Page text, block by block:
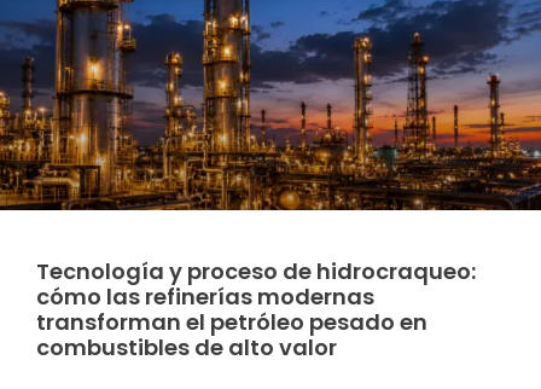
Tecnología y proceso de hidrocraqueo:
cómo las refinerías modernas
transforman el petróleo pesado en
combustibles de alto valor